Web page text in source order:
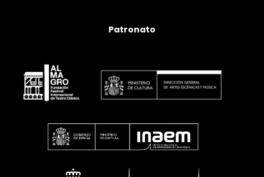
Patronato